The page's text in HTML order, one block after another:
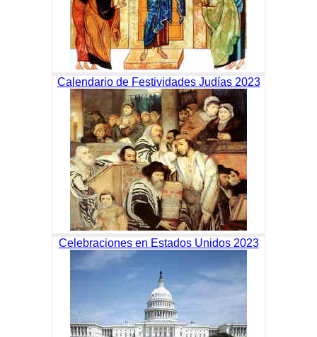
Calendario de Festividades Judías 2023
Celebraciones en Estados Unidos 2023